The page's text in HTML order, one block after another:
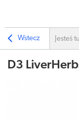
Wstecz Jesteś
D3